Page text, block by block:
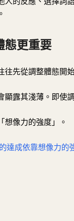
態更重要
往先從調整體態開
顯露其淺薄。即使
想像力的強度」。
成依靠想像力的